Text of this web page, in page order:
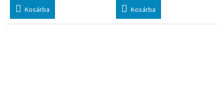
Kosárba Kosárba